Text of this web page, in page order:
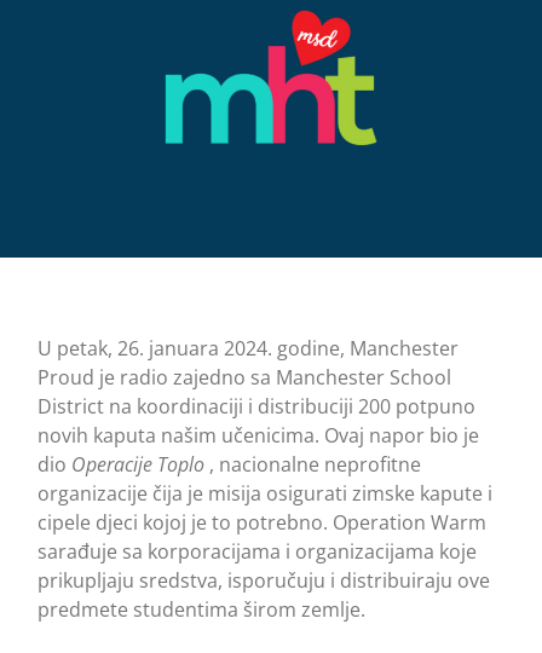
U petak, 26. januara 2024. godine, Manchester
Proud je radio zajedno sa Manchester School
District na koordinaciji i distribuciji 200 potpuno
novih kaputa našim učenicima. Ovaj napor bio je
dio Operacije Toplo , nacionalne neprofitne
organizacije čija je misija osigurati zimske kapute i
cipele djeci kojoj je to potrebno. Operation Warm
sarađuje sa korporacijama i organizacijama koje
prikupljaju sredstva, isporučuju i distribuiraju ove
predmete studentima širom zemlje.